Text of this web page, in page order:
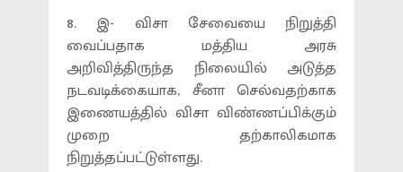
8. இ- விசா சேவையை நிறுத்தி
வைப்பதாக மத்திய அரசு
அறிவித்திருந்த நிலையில் அடுத்த
நடவடிக்கையாக, சீனா செல்வதற்காக
இணையத்தில் விசா விண்ணப்பிக்கும்
முறை தற்காலிகமாக
நிறுத்தப்பட்டுள்ளது.